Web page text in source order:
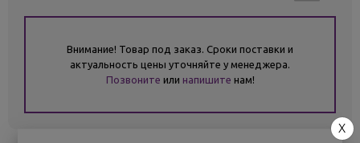
Внимание! Товар под заказ. Сроки поставки и
актуальность цены уточняйте у менеджера.
Позвоните или напишите нам!
X